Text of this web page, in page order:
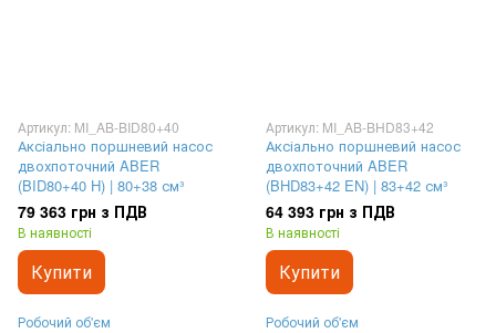
Артикул: MI_AB-BID80+40
Аксіально поршневий насос
двохпоточний ABER
(BID80+40 H) | 80+38 см³
79 363 грн з ПДВ
В наявності
Купити
Робочий об'єм
Артикул: MI_AB-BHD83+42
Аксіально поршневий насос
двохпоточний ABER
(BHD83+42 EN) | 83+42 см³
64 393 грн з ПДВ
В наявності
Купити
Робочий об'єм